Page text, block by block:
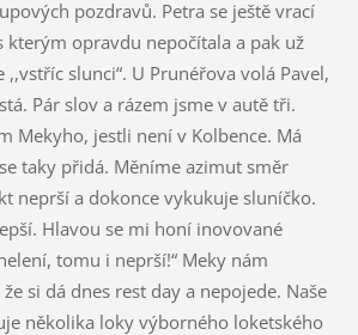
pozdravů. Petra se ještě vrací
opravdu nepočítala a pak už
slunci“. U Prunéřova volá Pavel,
Pár slov a rázem jsme v autě tři.
Mekyho, jestli není v Kolbence. Má
taky přidá. Měníme azimut směr
neprší a dokonce vykukuje sluníčko.
Hlavou se mi honí inovované
tomu i neprší!“ Meky nám
si dá dnes rest day a nepojede. Naše
několika loky výborného loketského